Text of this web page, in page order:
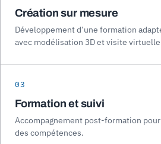
Création sur mesure
Développement d’une formation
avec modélisation 3D et visite
03
Formation et suivi
Accompagnement post-formation
des compétences.